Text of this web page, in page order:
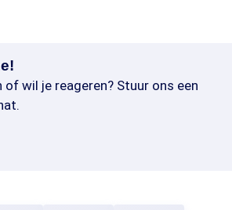
of wil je reageren? Stuur ons een